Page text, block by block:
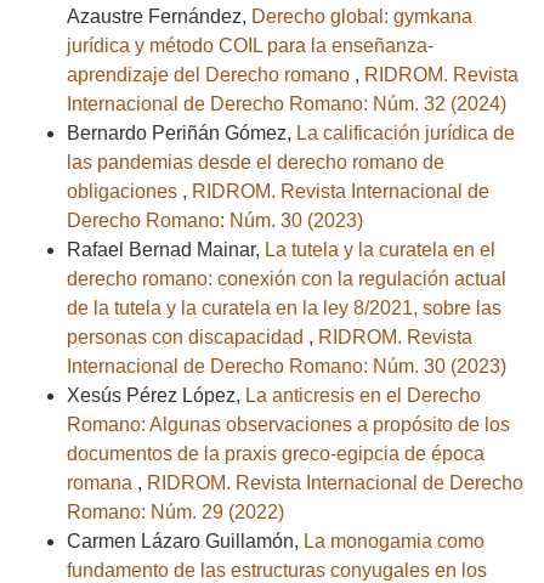
Azaustre Fernández, Derecho global: gymkana
jurídica y método COIL para la enseñanza-
aprendizaje del Derecho romano , RIDROM. Revista
Internacional de Derecho Romano: Núm. 32 (2024)
Bernardo Periñán Gómez, La calificación jurídica de
las pandemias desde el derecho romano de
obligaciones , RIDROM. Revista Internacional de
Derecho Romano: Núm. 30 (2023)
Rafael Bernad Mainar, La tutela y la curatela en el
derecho romano: conexión con la regulación actual
de la tutela y la curatela en la ley 8/2021, sobre las
personas con discapacidad , RIDROM. Revista
Internacional de Derecho Romano: Núm. 30 (2023)
Xesús Pérez López, La anticresis en el Derecho
Romano: Algunas observaciones a propósito de los
documentos de la praxis greco-egipcia de época
romana , RIDROM. Revista Internacional de Derecho
Romano: Núm. 29 (2022)
Carmen Lázaro Guillamón, La monogamia como
fundamento de las estructuras conyugales en los